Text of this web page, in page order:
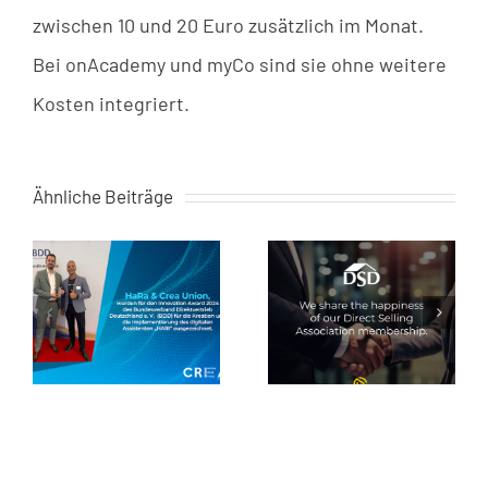
zwischen 10 und 20 Euro zusätzlich im Monat.
Bei onAcademy und myCo sind sie ohne weitere
Kosten integriert.
Ähnliche Beiträge
Creaware beim
Direktvertriebsverband
Der GABAL Verlag setzt
onAcademy Software
als Bildungsplattform
ein